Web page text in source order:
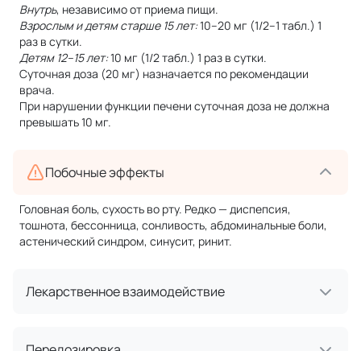
Внутрь, независимо от приема пищи.
Взрослым и детям старше 15 лет:10–20 мг (1/2–1 табл.) 1
раз в сутки.
Детям 12–15 лет:10 мг (1/2 табл.) 1 раз в сутки.
Суточная доза (20 мг) назначается по рекомендации
врача.
При нарушении функции печени суточная доза не должна
превышать 10 мг.
Побочные эффекты
Головная боль, сухость во рту. Редко — диспепсия,
тошнота, бессонница, сонливость, абдоминальные боли,
астенический синдром, синусит, ринит.
Лекарственное взаимодействие